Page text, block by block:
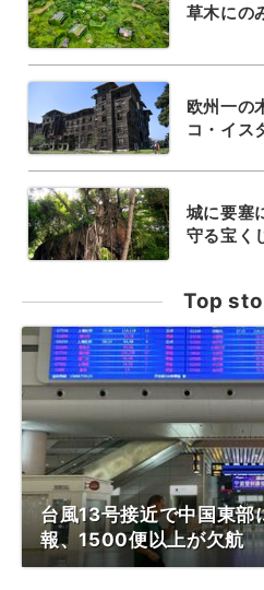
草木にの
欧州一の
コ・イス
城に要塞
守る宝く
Top
台風13号接近で中国東部
報、1500便以上が欠航